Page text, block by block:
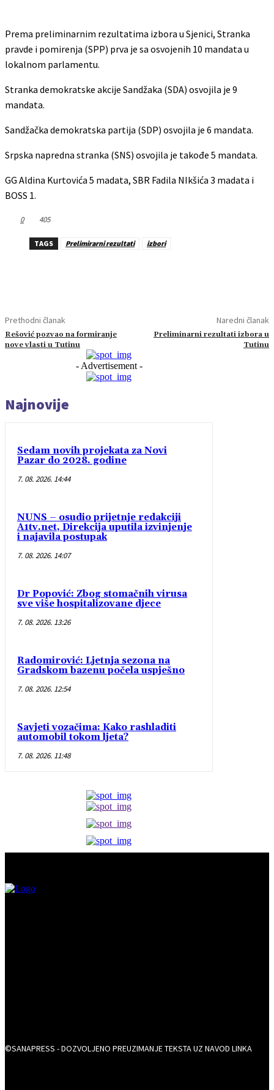
Prema preliminarnim rezultatima izbora u Sjenici, Stranka
pravde i pomirenja (SPP) prva je sa osvojenih 10 mandata u
lokalnom parlamentu.
Stranka demokratske akcije Sandžaka (SDA) osvojila je 9
mandata.
Sandžačka demokratska partija (SDP) osvojila je 6 mandata.
Srpska napredna stranka (SNS) osvojila je takođe 5 mandata.
GG Aldina Kurtovića 5 madata, SBR Fadila NIkšića 3 madata i
BOSS 1.
0 405
TAGS Prelimirarni rezultati izbori
Prethodni članak
Rešović pozvao na formiranje
nove vlasti u Tutinu
Naredni članak
Preliminarni rezultati izbora u
Tutinu
- Advertisement -
Najnovije
Sedam novih projekata za Novi
Pazar do 2028. godine
7. 08. 2026. 14:44
NUNS – osudio prijetnje redakciji
A1tv.net, Direkcija uputila izvinjenje
i najavila postupak
7. 08. 2026. 14:07
Dr Popović: Zbog stomačnih virusa
sve više hospitalizovane djece
7. 08. 2026. 13:26
Radomirović: Ljetnja sezona na
Gradskom bazenu počela uspješno
7. 08. 2026. 12:54
Savjeti vozačima: Kako rashladiti
automobil tokom ljeta?
7. 08. 2026. 11:48
©SANAPRESS - DOZVOLJENO PREUZIMANJE TEKSTA UZ NAVOD LINKA